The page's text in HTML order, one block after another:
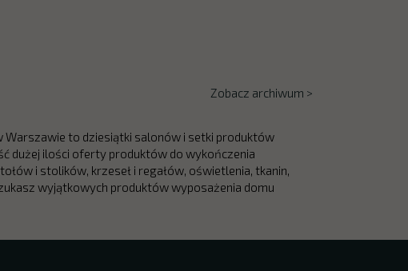
Zobacz archiwum >
Warszawie to dziesiątki salonów i setki produktów
dużej ilości oferty produktów do wykończenia
i stolików, krzeseł i regałów, oświetlenia, tkanin,
wyjątkowych produktów wyposażenia domu